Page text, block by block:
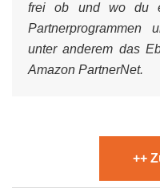
frei ob und wo du
Partnerprogrammen
unter anderem das
Amazon PartnerNet.
++